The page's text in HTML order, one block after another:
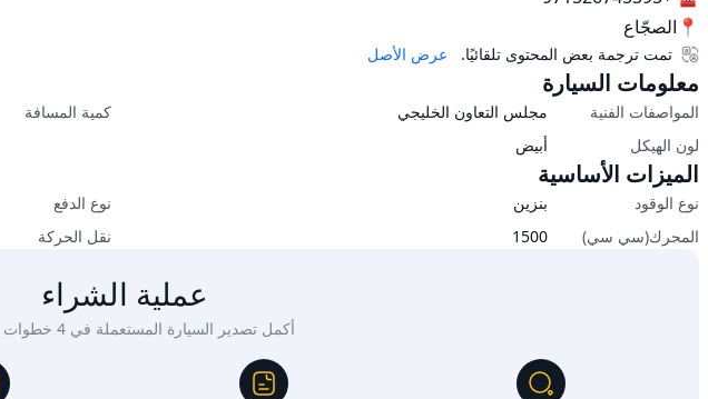
📍الصجّاع
عرض الأصل تمت ترجمة بعض المحتوى تلقائيًا.
معلومات السيارة
المواصفات الفنية مجلس التعاون الخليجي كمية المسافة
لون الهيكل
أبيض
الميزات الأساسية
نوع الوقود بنزين نوع الدفع
المحرك(سي سي)
1500 نقل الحركة
عملية الشراء
أكمل تصدير السيارة المستعملة في 4 خطوات بسيطة